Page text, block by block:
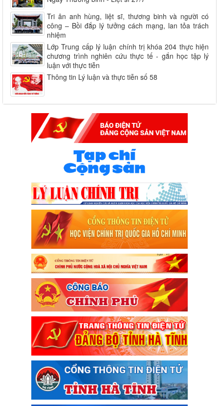
Tri ân anh hùng, liệt sĩ, thương binh và người có
công – Bồi đắp lý tưởng cách mạng, lan tỏa trách
nhiệm
Lớp Trung cấp lý luận chính trị khóa 204 thực hiện
chương trình nghiên cứu thực tế - gắn học tập lý
luận với thực tiễn
Thông tin Lý luận và thực tiễn số 58